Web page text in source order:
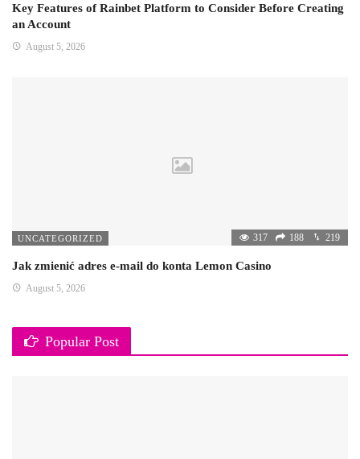
Key Features of Rainbet Platform to Consider Before Creating
an Account
August 5, 2026
UNCATEGORIZED 317 188 219
Jak zmienić adres e-mail do konta Lemon Casino
August 5, 2026
Popular Post